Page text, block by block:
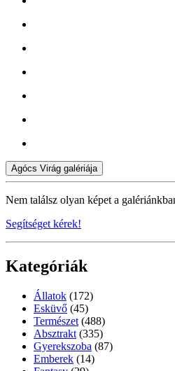
Agócs Virág galériája
Nem találsz olyan képet a
Segítséget kérek!
Kategóriák
Állatok (172)
Esküvő (45)
Természet (488)
Absztrakt (335)
Gyerekszoba (87)
Emberek (14)